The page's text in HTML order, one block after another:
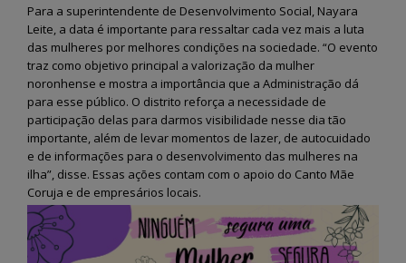
Para a superintendente de Desenvolvimento Social, Nayara
Leite, a data é importante para ressaltar cada vez mais a luta
das mulheres por melhores condições na sociedade. “O evento
traz como objetivo principal a valorização da mulher
noronhense e mostra a importância que a Administração dá
para esse público. O distrito reforça a necessidade de
participação delas para darmos visibilidade nesse dia tão
importante, além de levar momentos de lazer, de autocuidado
e de informações para o desenvolvimento das mulheres na
ilha”, disse. Essas ações contam com o apoio do Canto Mãe
Coruja e de empresários locais.
Noronha terá Arena da
Copa para transmissão dos
jogos do Brasil
12 de junho de 2026
Fernando de Noronha
celebra tradições juninas
com programação especial
para toda a comunidade e turistas
Fernando de Noronha
realiza II Festival
Cultural e Artístico
foco em literatura, arte e
sustentabilidade
26 de maio de 2026
Fernando de Noronha
ganha Núcleo de
Ofícios para
cultura local
25 de maio de 2026